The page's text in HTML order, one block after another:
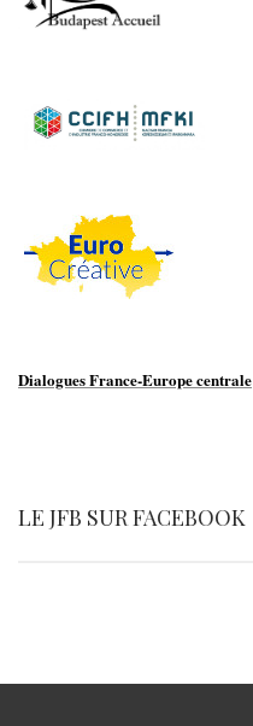
Dialogues France-Europe centrale
LE JFB SUR FACEBOOK